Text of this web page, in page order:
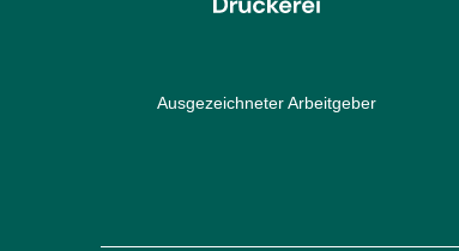
Ausgezeichneter Arbeitgeber